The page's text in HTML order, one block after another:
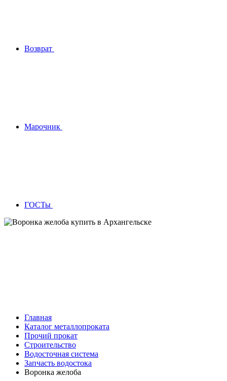
Возврат
Марочник
ГОСТы
Главная
Каталог металлопроката
Прочий прокат
Строительство
Водосточная система
Запчасть водостока
Воронка желоба